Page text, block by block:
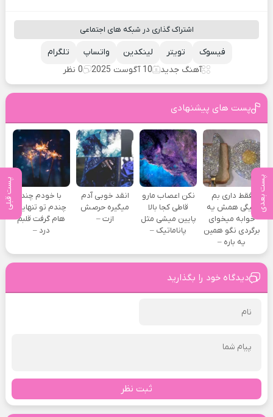
پست بعدی پست قبلی
اشتراک گذاری در شبکه های اجتماعی
تلگرام واتساپ لینکدین تویتر
فیسوک
آهنگ جدید
10 آگوست 2025 0 نظر
پست های پیشنهادی
فقط داری بم
میگی همش یه
خوابه میخوای
برگردی نگو همین
یه باره –
نکن اعصاب مارو
قاطی کجا بالا
پایین میشی مثل
پاناماتیک –
انقد خوبی آدم
میگیره حرصش
ازت –
با خودم چند
چندم تو تنهایی
هام گرفت قلبم
درد –
دیدگاه خود را بگذارید
ثبت نظر